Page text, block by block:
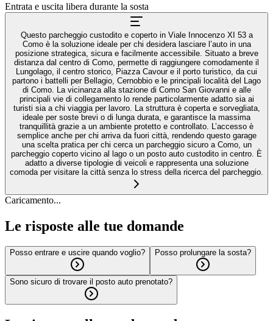
Entrata e uscita libera durante la sosta
Questo parcheggio custodito e coperto in Viale Innocenzo XI 53 a
Como è la soluzione ideale per chi desidera lasciare l’auto in una
posizione strategica, sicura e facilmente accessibile. Situato a breve
distanza dal centro di Como, permette di raggiungere comodamente il
Lungolago, il centro storico, Piazza Cavour e il porto turistico, da cui
partono i battelli per Bellagio, Cernobbio e le principali località del Lago
di Como. La vicinanza alla stazione di Como San Giovanni e alle
principali vie di collegamento lo rende particolarmente adatto sia ai
turisti sia a chi viaggia per lavoro. La struttura è coperta e sorvegliata,
ideale per soste brevi o di lunga durata, e garantisce la massima
tranquillità grazie a un ambiente protetto e controllato. L’accesso è
semplice anche per chi arriva da fuori città, rendendo questo garage
una scelta pratica per chi cerca un parcheggio sicuro a Como, un
parcheggio coperto vicino al lago o un posto auto custodito in centro. È
adatto a diverse tipologie di veicoli e rappresenta una soluzione
comoda per visitare la città senza lo stress della ricerca del parcheggio.
Caricamento...
Le risposte alle tue domande
Posso entrare e uscire quando voglio? Posso prolungare la sosta?
Sono sicuro di trovare il posto auto prenotato?